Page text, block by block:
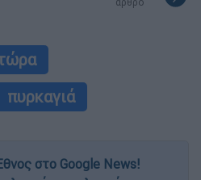
πυρκαγιά
στο Google News!